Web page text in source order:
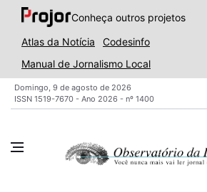
Conheça outros projetos
Atlas da Notícia
Codesinfo
Manual de Jornalismo Local
Domingo, 9 de agosto de 2026
ISSN 1519-7670 - Ano 2026 - nº 1400